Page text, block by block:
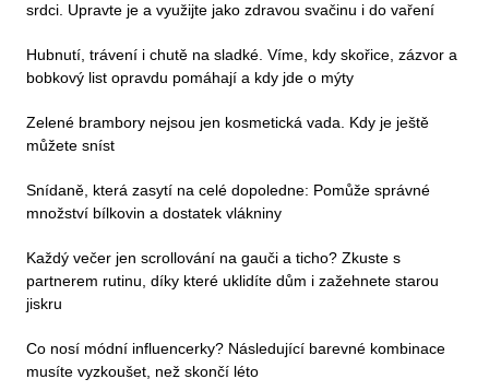
srdci. Upravte je a využijte jako zdravou svačinu i do vaření
Hubnutí, trávení i chutě na sladké. Víme, kdy skořice, zázvor a
bobkový list opravdu pomáhají a kdy jde o mýty
Zelené brambory nejsou jen kosmetická vada. Kdy je ještě
můžete sníst
Snídaně, která zasytí na celé dopoledne: Pomůže správné
množství bílkovin a dostatek vlákniny
Každý večer jen scrollování na gauči a ticho? Zkuste s
partnerem rutinu, díky které uklidíte dům i zažehnete starou
jiskru
Co nosí módní influencerky? Následující barevné kombinace
musíte vyzkoušet, než skončí léto